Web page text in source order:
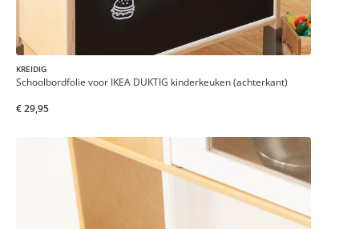
KREIDIG
Schoolbordfolie voor IKEA DUKTIG kinderkeuken (achterkant)
€ 29,95